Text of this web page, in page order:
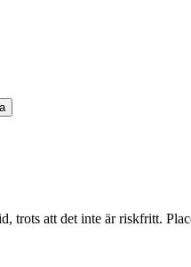
att det inte är riskfritt.